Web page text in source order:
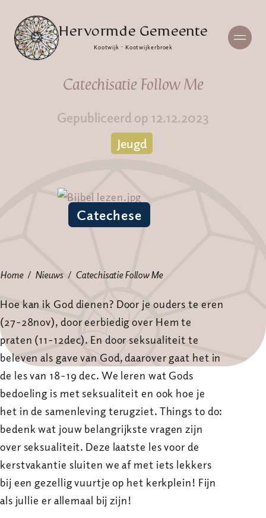
Hervormde Gemeente
Kootwijk · Kootwijkerbroek
Catechisatie Follow Me
Gepubliceerd op 12.12.2023
Jeugd
Catechese
Home Nieuws Catechisatie Follow Me
Hoe kan ik God dienen? Door je ouders te eren
(27-28nov), door eerbiedig over Hem te
praten (11-12dec). En door seksualiteit te
beleven als gave van God, daarover gaat het in
de les van 18-19 dec. We leren wat Gods
bedoeling is met seksualiteit en ook hoe je
het in de samenleving terugziet. Things to do:
bedenk wat jouw belangrijkste vragen zijn
over seksualiteit. Deze laatste les voor de
kerstvakantie sluiten we af met iets lekkers
bij een gezellig vuurtje op het kerkplein! Fijn
als jullie er allemaal bij zijn!